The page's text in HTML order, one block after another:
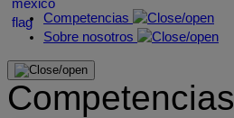
Competencias
Sobre nosotros
Competencias